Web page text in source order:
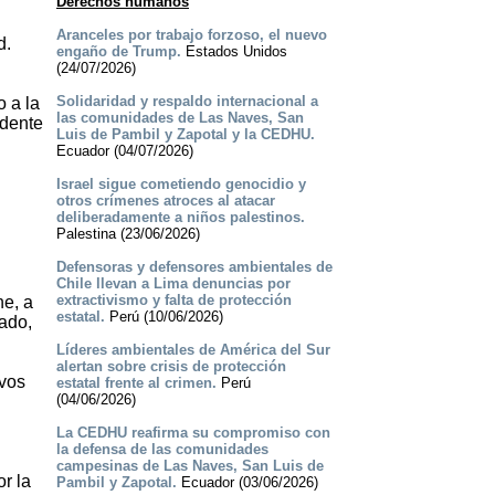
a la
a
la
Aranceles por trabajo forzoso, el nuevo
engaño de Trump. Estados Unidos
(24/07/2026)
Solidaridad y respaldo internacional a
las comunidades de Las Naves, San
Luis de Pambil y Zapotal y la CEDHU.
Ecuador (04/07/2026)
Israel sigue cometiendo genocidio y
otros crímenes atroces al atacar
deliberadamente a niños palestinos.
Palestina (23/06/2026)
Defensoras y defensores ambientales de
Chile llevan a Lima denuncias por
extractivismo y falta de protección
estatal. Perú (10/06/2026)
Líderes ambientales de América del Sur
alertan sobre crisis de protección
estatal frente al crimen. Perú
(04/06/2026)
La CEDHU reafirma su compromiso con
la defensa de las comunidades
campesinas de Las Naves, San Luis de
Pambil y Zapotal. Ecuador (03/06/2026)